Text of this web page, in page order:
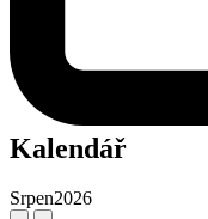
Kalendář
Srpen2026